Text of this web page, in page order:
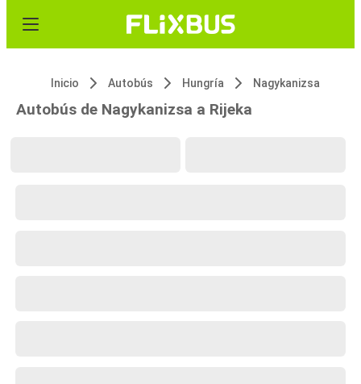
Inicio Autobús Hungría Nagykanizsa
Autobús de Nagykanizsa a Rijeka